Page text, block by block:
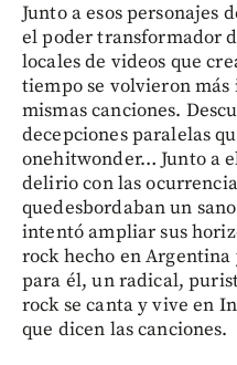
Junto a esos personajes
el poder transformador
locales de videos que
tiempo se volvieron
mismas canciones.
decepciones paralelas
onehitwonder… Junto a
delirio con las
quedesbordaban un
intentó ampliar sus
rock hecho en Argentina
para él, un radical,
rock se canta y vive en
que dicen las canciones.